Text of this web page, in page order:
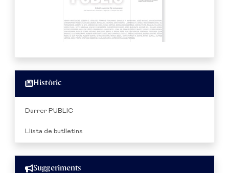
Històric
Darrer PUBLIC
Llista de butlletins
Suggeriments